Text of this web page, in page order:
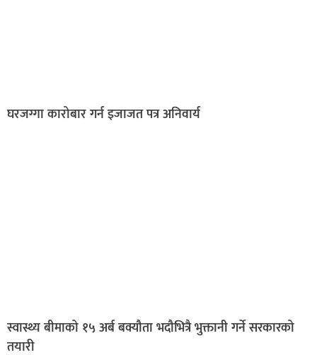
घरजग्गा कारोबार गर्न इजाजत पत्र अनिवार्य
स्वास्थ्य बीमाको १५ अर्ब बक्यौता भदौभित्रै भुक्तानी गर्ने सरकारको
तयारी